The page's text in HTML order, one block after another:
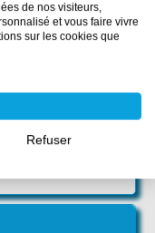
HB
à l'acétone après le
Puis appliquer
de nos visiteurs,
et vous faire vivre
sur les cookies que
Refuser